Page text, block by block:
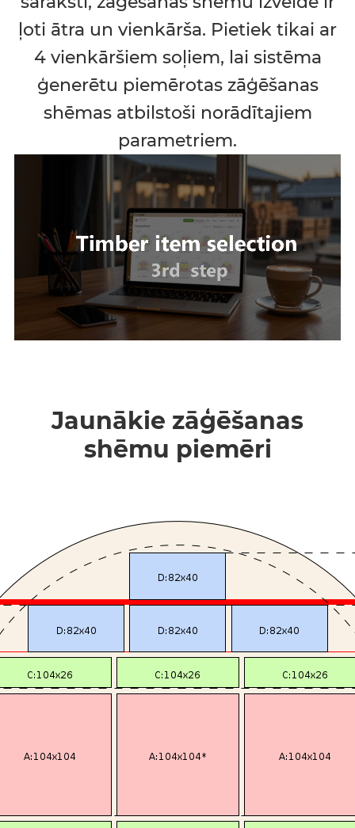
ļoti ātra un vienkārša. Pietiek tikai ar
4 vienkāršiem soļiem, lai sistēma
ģenerētu piemērotas zāģēšanas
shēmas atbilstoši norādītajiem
parametriem.
Jaunākie zāģēšanas
shēmu piemēri